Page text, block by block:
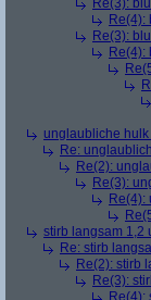
Re(3):
Re(4):
Re(3):
Re(4):
unglaubliche
Re:
Re(2):
Re(3):
Re(4):
stirb langsam 1,2
Re: stirb
Re(2): stirb
Re(3):
Re(4):